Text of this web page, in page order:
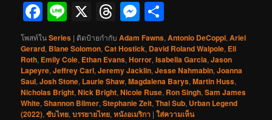
Facebook
Line
X Threads
Messenger
โพสท์ในSeries | ติดป้ายกำกับ Adam Fawns,Antonio DeCoppi,Ariel
Gerard, Blane Solomon,Cat Hostick, David Roland Walpole, Eli
Roth, Emily Cole, Ethan Evans,Horror,Isabella Garcia,Jason
Lapeyre,Jeffrey Carl,Jeremy Jacklin,Jesse Nahmabin,Joanna
Saul,Josh Stone, Laurie Shaw,Magdalena Barys,Martin Huss,
Nicholas Bright,Nick Bright,Nicole Ruse, Ron Singh,Sam James
White,Shannon Bilmer,Stephanie Zeit,Thai Sub, Urban Legend
(2022),ซับไทย,บรรยายไทย,หนังอเมริกา |ใส่ความเห็น